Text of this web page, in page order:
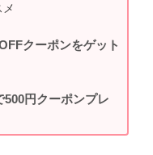
クーポンをゲット
500円クーポンプレ